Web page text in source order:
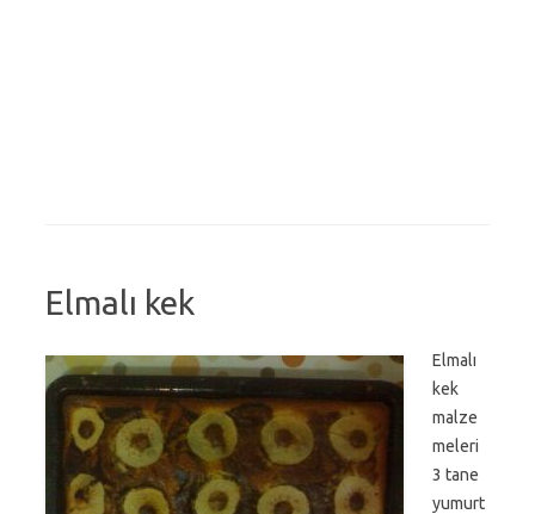
Elmalı kek
Elmalı
kek
malze
meleri
3 tane
yumurt